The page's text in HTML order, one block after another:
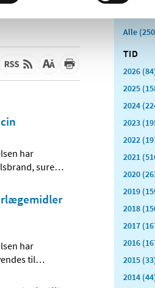
har
sure…
har
til…
Alle
TID
2026
2025
2024
2023
2022
2021
2020
2019
2018
2017
2016
2015
2014